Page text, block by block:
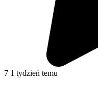
7 1 tydzień temu